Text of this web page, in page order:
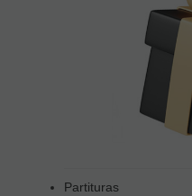
Partituras